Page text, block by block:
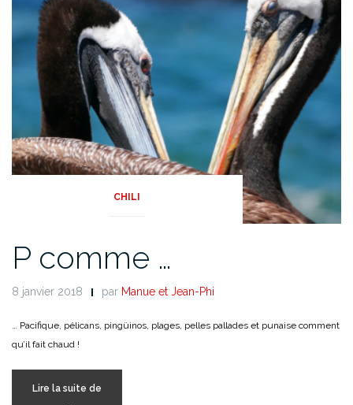
CHILI
P comme …
8 janvier 2018 par Manue et Jean-Phi
… Pacifique, pélicans, pingüinos, plages, pelles pallades et punaise comment
qu’il fait chaud !
Lire la suite de